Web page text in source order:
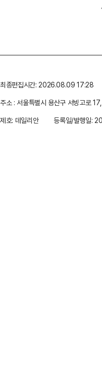
최종편집시간: 2026.08.09 17:28
주소 : 서울특별시 용산구 서빙고로
제호: 데일리안
등록일/발행일: